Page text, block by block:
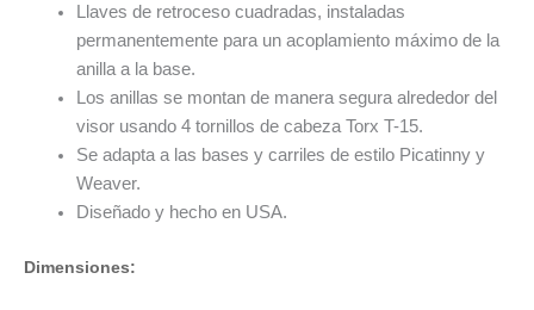
Llaves de retroceso cuadradas, instaladas
permanentemente para un acoplamiento máximo de la
anilla a la base.
Los anillas se montan de manera segura alrededor del
visor usando 4 tornillos de cabeza Torx T-15.
Se adapta a las bases y carriles de estilo Picatinny y
Weaver.
Diseñado y hecho en USA.
Dimensiones: